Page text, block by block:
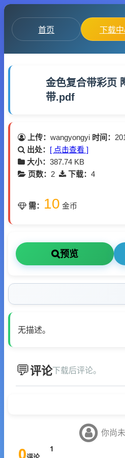
首页 下载
金色复合带彩页
带.pdf
上传： wangyongyi 时间：
出处： [ 点击查看 ]
大小： 387.74 KB
页数： 2 下载： 4
需： 10 金币
预览
无描述。
评论下载后评论。
你尚
0 1